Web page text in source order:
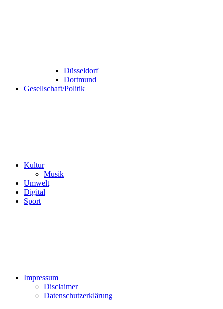
Düsseldorf
Dortmund
Gesellschaft/Politik
Kultur
Musik
Umwelt
Digital
Sport
Impressum
Disclaimer
Datenschutzerklärung